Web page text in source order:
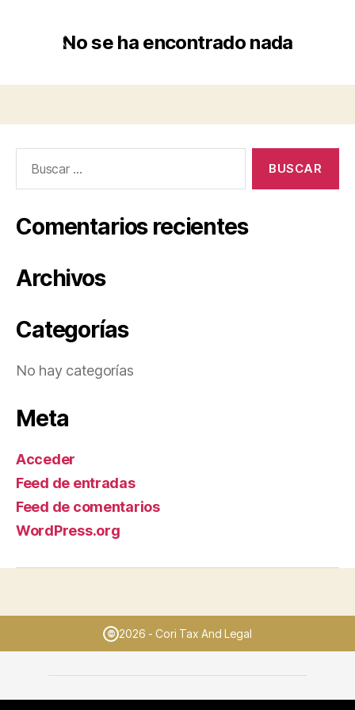
No se ha encontrado nada
Comentarios recientes
Archivos
Categorías
No hay categorías
Meta
Acceder
Feed de entradas
Feed de comentarios
WordPress.org
© 2026 - Cori Tax And Legal